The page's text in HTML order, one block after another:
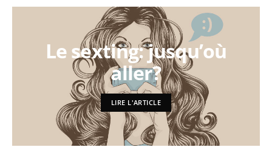
Le sexting: jusqu’où
aller?
LIRE L'ARTICLE